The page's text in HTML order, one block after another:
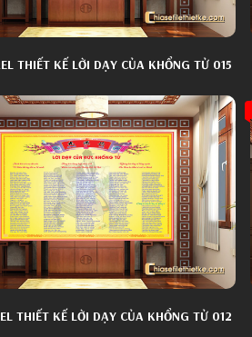
THIẾT KẾ LỜI DẠY CỦA KHỔNG TỬ 015
THIẾT KẾ LỜI DẠY CỦA KHỔNG TỬ 012